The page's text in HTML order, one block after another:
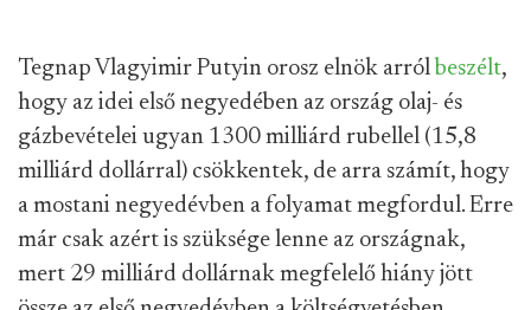
Tegnap Vlagyimir Putyin orosz elnök arról beszélt,
hogy az idei első negyedében az ország olaj- és
gázbevételei ugyan 1300 milliárd rubellel (15,8
milliárd dollárral) csökkentek, de arra számít, hogy
a mostani negyedévben a folyamat megfordul. Erre
már csak azért is szüksége lenne az országnak,
mert 29 milliárd dollárnak megfelelő hiány jött